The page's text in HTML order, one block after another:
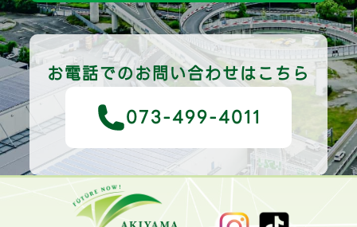
お電話でのお問い合わせはこちら
073-499-4011